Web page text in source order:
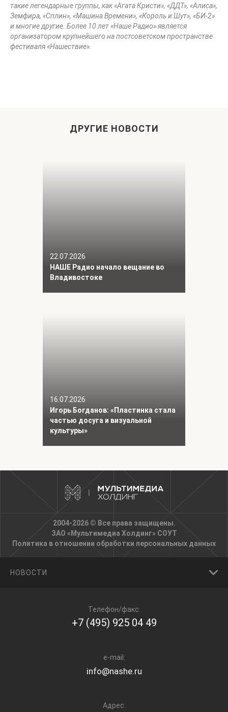
такие легендарные группы, как «Агата Кристи», «ДДТ», «Алиса»,
Земфира, «Сплин», «Машина Времени», «Король и Шут», «БИ-2»
и многие другие. Более 10 лет «Наше Радио» является
организатором крупнейшего на постсоветском пространстве
фестиваля «Нашествие».
ДРУГИЕ НОВОСТИ
22.07.2026
НАШЕ Радио начало вещание во
Владивостоке
16.07.2026
Игорь Богданов: «Пластинка стала
частью досуга и визуальной
культуры»
2004-2026 © Все права защищены.
ЗАО «Мультимедиа Холдинг» СОУТ
Политика в отношении обработки персональных данных
НОВОСТИ
Телефон/факс:
+7 (495) 925 04 49
e-mail:
info@nashe.ru
Адрес: